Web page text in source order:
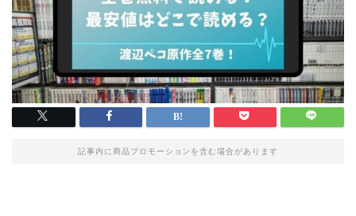
記事内に商品プロモーションを含む場合があります